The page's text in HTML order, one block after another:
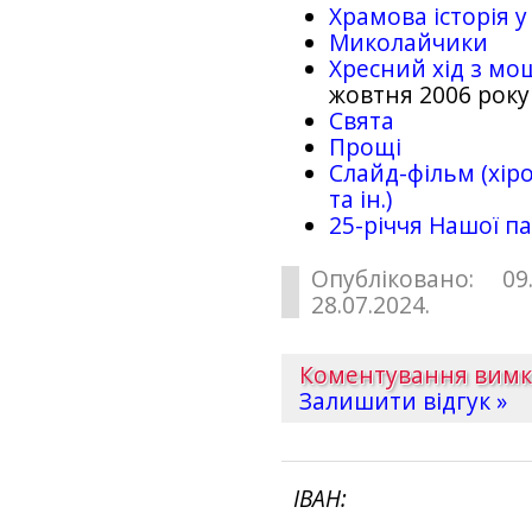
Храмова історія
Миколайчики
Хресний хід з
жовтня 2006 року
Свята
Прощі
Слайд-фільм
та ін.)
25-рiччя Нашої
Опубліковано:
28.07.2024.
Коментування
Залишити відгук »
ІВАН